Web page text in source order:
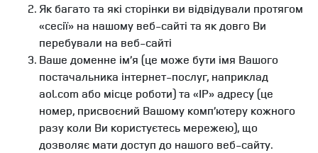
Як багато та які сторінки ви відвідували протягом
«сесії» на нашому веб-сайті та як довго Ви
перебували на веб-сайті
Ваше доменне ім’я (це може бути імя Вашого
постачальника інтернет-послуг, наприклад
aol.com або місце роботи) та «IP» адресу (це
номер, присвоєний Вашому комп’ютеру кожного
разу коли Ви користуєтесь мережею), що
дозволяє мати доступ до нашого веб-сайту.